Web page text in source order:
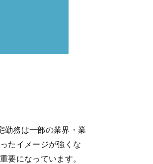
勤務は一部の業界・業
たイメージが強くな
要になっています。